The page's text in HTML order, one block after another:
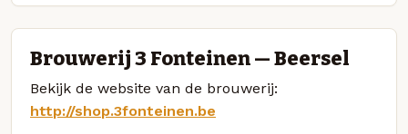
Brouwerij 3 Fonteinen — Beersel
Bekijk de website van de brouwerij:
http://shop.3fonteinen.be